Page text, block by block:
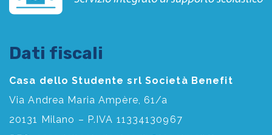
Dati fiscali
Casa dello Studente srl Società Benefit
Via Andrea Maria Ampère, 61/a
20131 Milano – P.IVA 11334130967